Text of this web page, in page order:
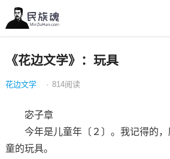
《花边文学》：玩具
花边文学 · 814阅读
宓子章
今年是儿童年〔２〕。我记得的，
童的玩具。